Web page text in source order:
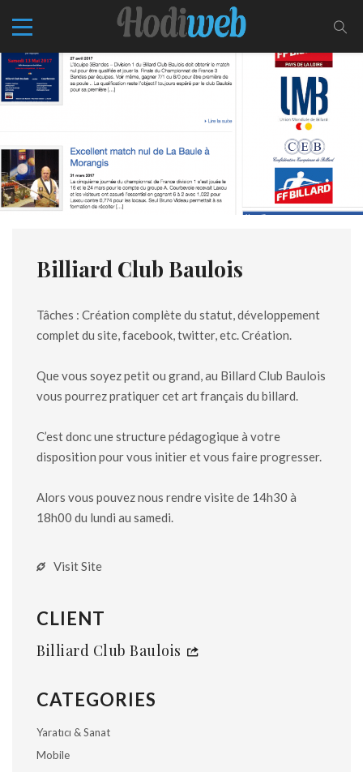
Billiard Club Baulois
Tâches : Création complète du statut, développement
complet du site, facebook, twitter, etc. Création.
Que vous soyez petit ou grand, au Billard Club Baulois
vous pourrez pratiquer cet art français du billard.
C’est donc une structure pédagogique à votre
disposition pour vous initier et vous faire progresser.
Alors vous pouvez nous rendre visite de 14h30 à
18h00 du lundi au samedi.
Visit Site
CLIENT
Billiard Club Baulois
CATEGORIES
Yaratıcı & Sanat
Mobile